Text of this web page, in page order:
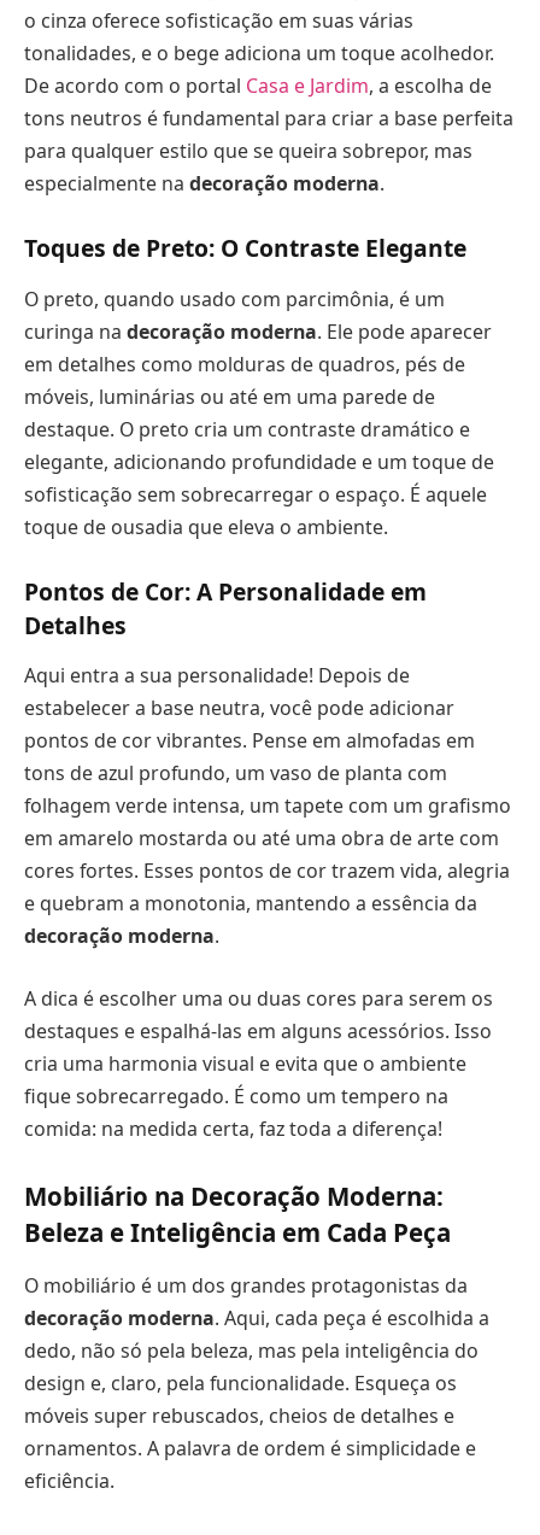
o cinza oferece sofisticação em suas várias
tonalidades, e o bege adiciona um toque acolhedor.
De acordo com o portal Casa e Jardim, a escolha de
tons neutros é fundamental para criar a base perfeita
para qualquer estilo que se queira sobrepor, mas
especialmente na decoração moderna.
Toques de Preto: O Contraste Elegante
O preto, quando usado com parcimônia, é um
curinga na decoração moderna. Ele pode aparecer
em detalhes como molduras de quadros, pés de
móveis, luminárias ou até em uma parede de
destaque. O preto cria um contraste dramático e
elegante, adicionando profundidade e um toque de
sofisticação sem sobrecarregar o espaço. É aquele
toque de ousadia que eleva o ambiente.
Pontos de Cor: A Personalidade em
Detalhes
Aqui entra a sua personalidade! Depois de
estabelecer a base neutra, você pode adicionar
pontos de cor vibrantes. Pense em almofadas em
tons de azul profundo, um vaso de planta com
folhagem verde intensa, um tapete com um grafismo
em amarelo mostarda ou até uma obra de arte com
cores fortes. Esses pontos de cor trazem vida, alegria
e quebram a monotonia, mantendo a essência da
decoração moderna.
A dica é escolher uma ou duas cores para serem os
destaques e espalhá-las em alguns acessórios. Isso
cria uma harmonia visual e evita que o ambiente
fique sobrecarregado. É como um tempero na
comida: na medida certa, faz toda a diferença!
Mobiliário na Decoração Moderna:
Beleza e Inteligência em Cada Peça
O mobiliário é um dos grandes protagonistas da
decoração moderna. Aqui, cada peça é escolhida a
dedo, não só pela beleza, mas pela inteligência do
design e, claro, pela funcionalidade. Esqueça os
móveis super rebuscados, cheios de detalhes e
ornamentos. A palavra de ordem é simplicidade e
eficiência.